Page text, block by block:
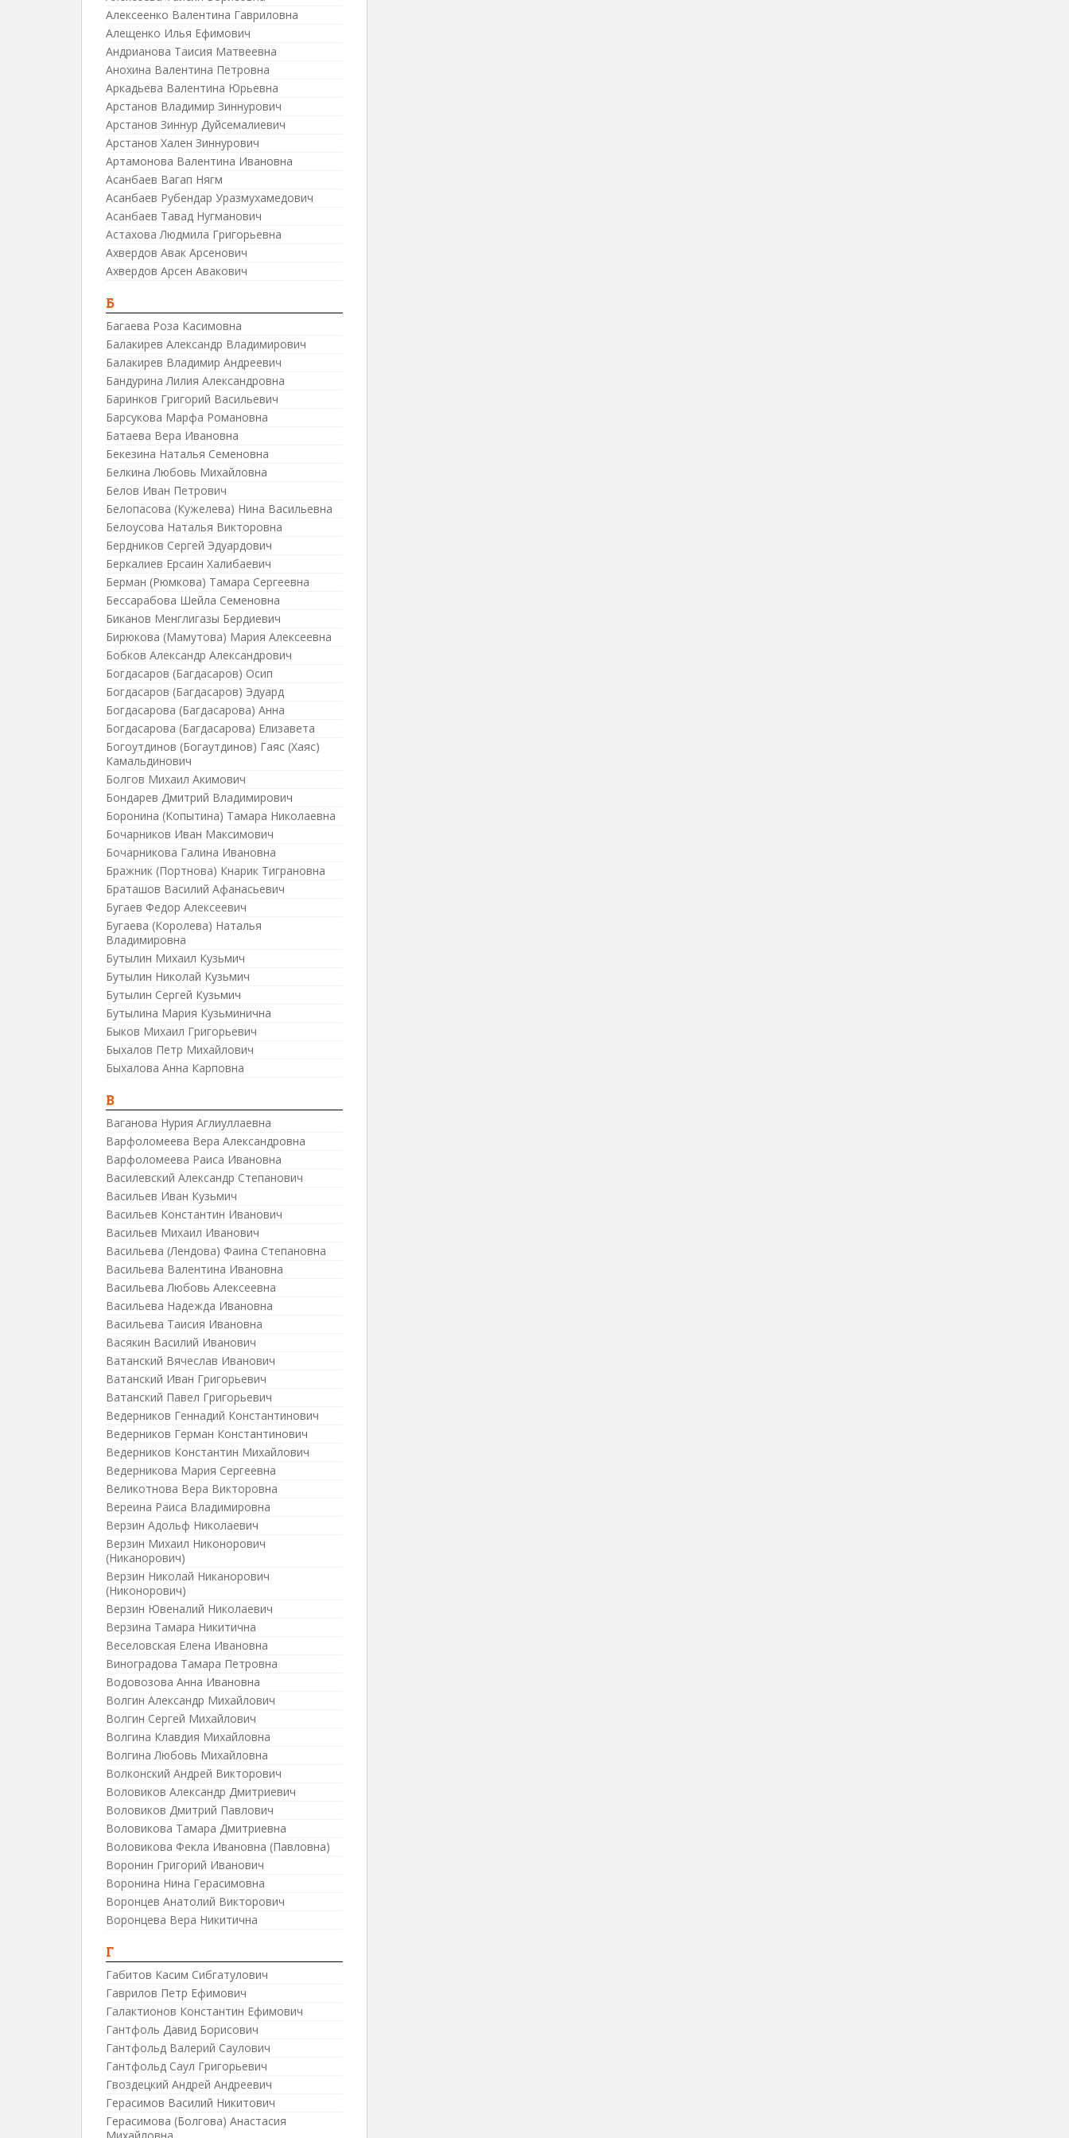
Алексеенко Валентина Гавриловна
Алещенко Илья Ефимович
Андрианова Таисия Матвеевна
Анохина Валентина Петровна
Аркадьева Валентина Юрьевна
Арстанов Владимир Зиннурович
Арстанов Зиннур Дуйсемалиевич
Арстанов Хален Зиннурович
Артамонова Валентина Ивановна
Асанбаев Вагап Нягм
Асанбаев Рубендар Уразмухамедович
Асанбаев Тавад Нугманович
Астахова Людмила Григорьевна
Ахвердов Авак Арсенович
Ахвердов Арсен Авакович
Б
Багаева Роза Касимовна
Балакирев Александр Владимирович
Балакирев Владимир Андреевич
Бандурина Лилия Александровна
Баринков Григорий Васильевич
Барсукова Марфа Романовна
Батаева Вера Ивановна
Бекезина Наталья Семеновна
Белкина Любовь Михайловна
Белов Иван Петрович
Белопасова (Кужелева) Нина Васильевна
Белоусова Наталья Викторовна
Бердников Сергей Эдуардович
Беркалиев Ерсаин Халибаевич
Берман (Рюмкова) Тамара Сергеевна
Бессарабова Шейла Семеновна
Биканов Менглигазы Бердиевич
Бирюкова (Мамутова) Мария Алексеевна
Бобков Александр Александрович
Богдасаров (Багдасаров) Осип
Богдасаров (Багдасаров) Эдуард
Богдасарова (Багдасарова) Анна
Богдасарова (Багдасарова) Елизавета
Богоутдинов (Богаутдинов) Гаяс (Хаяс)
Камальдинович
Болгов Михаил Акимович
Бондарев Дмитрий Владимирович
Боронина (Копытина) Тамара Николаевна
Бочарников Иван Максимович
Бочарникова Галина Ивановна
Бражник (Портнова) Кнарик Тиграновна
Браташов Василий Афанасьевич
Бугаев Федор Алексеевич
Бугаева (Королева) Наталья
Владимировна
Бутылин Михаил Кузьмич
Бутылин Николай Кузьмич
Бутылин Сергей Кузьмич
Бутылина Мария Кузьминична
Быков Михаил Григорьевич
Быхалов Петр Михайлович
Быхалова Анна Карповна
В
Ваганова Нурия Аглиуллаевна
Варфоломеева Вера Александровна
Варфоломеева Раиса Ивановна
Василевский Александр Степанович
Васильев Иван Кузьмич
Васильев Константин Иванович
Васильев Михаил Иванович
Васильева (Лендова) Фаина Степановна
Васильева Валентина Ивановна
Васильева Любовь Алексеевна
Васильева Надежда Ивановна
Васильева Таисия Ивановна
Васякин Василий Иванович
Ватанский Вячеслав Иванович
Ватанский Иван Григорьевич
Ватанский Павел Григорьевич
Ведерников Геннадий Константинович
Ведерников Герман Константинович
Ведерников Константин Михайлович
Ведерникова Мария Сергеевна
Великотнова Вера Викторовна
Вереина Раиса Владимировна
Верзин Адольф Николаевич
Верзин Михаил Никонорович
(Никанорович)
Верзин Николай Никанорович
(Никонорович)
Верзин Ювеналий Николаевич
Верзина Тамара Никитична
Веселовская Елена Ивановна
Виноградова Тамара Петровна
Водовозова Анна Ивановна
Волгин Александр Михайлович
Волгин Сергей Михайлович
Волгина Клавдия Михайловна
Волгина Любовь Михайловна
Волконский Андрей Викторович
Воловиков Александр Дмитриевич
Воловиков Дмитрий Павлович
Воловикова Тамара Дмитриевна
Воловикова Фекла Ивановна (Павловна)
Воронин Григорий Иванович
Воронина Нина Герасимовна
Воронцев Анатолий Викторович
Воронцева Вера Никитична
Г
Габитов Касим Сибгатулович
Гаврилов Петр Ефимович
Галактионов Константин Ефимович
Гантфоль Давид Борисович
Гантфольд Валерий Саулович
Гантфольд Саул Григорьевич
Гвоздецкий Андрей Андреевич
Герасимов Василий Никитович
Герасимова (Болгова) Анастасия